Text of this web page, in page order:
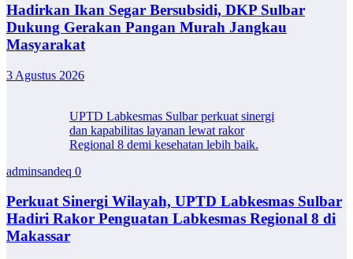
Hadirkan Ikan Segar Bersubsidi, DKP Sulbar
Dukung Gerakan Pangan Murah Jangkau
Masyarakat
3 Agustus 2026
UPTD Labkesmas Sulbar perkuat sinergi
dan kapabilitas layanan lewat rakor
Regional 8 demi kesehatan lebih baik.
adminsandeq 0
Perkuat Sinergi Wilayah, UPTD Labkesmas Sulbar
Hadiri Rakor Penguatan Labkesmas Regional 8 di
Makassar